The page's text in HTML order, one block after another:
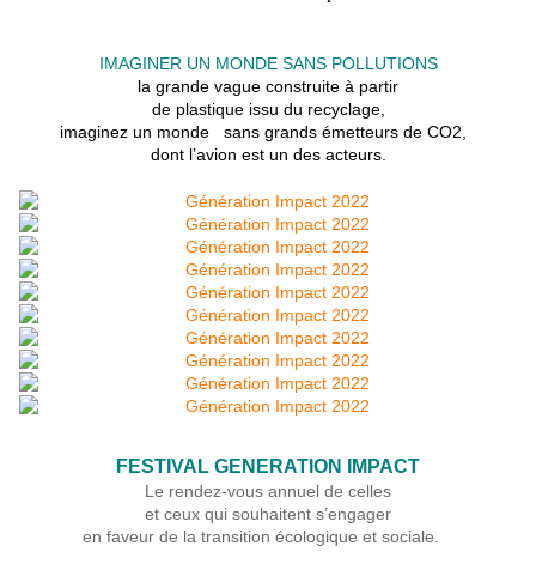
IMAGINER UN MONDE SANS POLLUTIONS
la grande vague construite à partir
de plastique issu du recyclage,
imaginez un monde sans grands émetteurs de CO2,
dont l’avion est un des acteurs.
FESTIVAL GENERATION IMPACT
Le rendez-vous annuel de celles
et ceux qui souhaitent s’engager
en faveur de la transition écologique et sociale.